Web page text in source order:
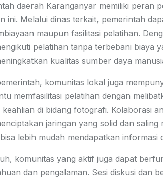
daerah Karanganyar memiliki peran
ini. Melalui dinas terkait, pemerintah
maupun fasilitasi pelatihan.
pelatihan tanpa terbebani biaya
kualitas sumber daya
komunitas lokal juga
memfasilitasi pelatihan dengan
keahlian di bidang fotografi. Kolaborasi
jaringan yang solid dan
lebih mudah mendapatkan informasi
komunitas yang aktif juga dapat
dan pengalaman. Sesi diskusi dan